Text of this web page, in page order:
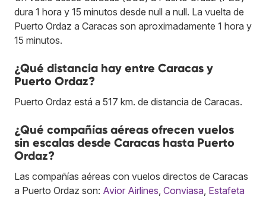
dura 1 hora y 15 minutos desde null a null. La vuelta de
Puerto Ordaz a Caracas son aproximadamente 1 hora y
15 minutos.
¿Qué distancia hay entre Caracas y
Puerto Ordaz?
Puerto Ordaz está a 517 km. de distancia de Caracas.
¿Qué compañías aéreas ofrecen vuelos
sin escalas desde Caracas hasta Puerto
Ordaz?
Las compañías aéreas con vuelos directos de Caracas
a Puerto Ordaz son: Avior Airlines Conviasa Estafeta